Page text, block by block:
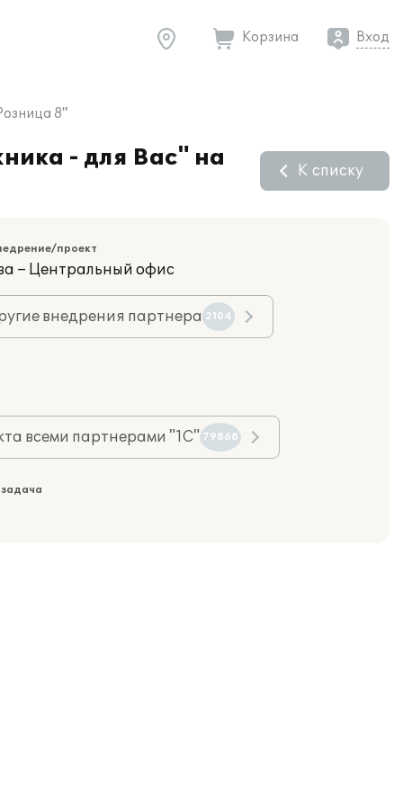
Корзина Вход
8"
- для Вас" на
К списку
проект
– Центральный офис
внедрения партнера 2104
всеми партнерами "1С" 79868